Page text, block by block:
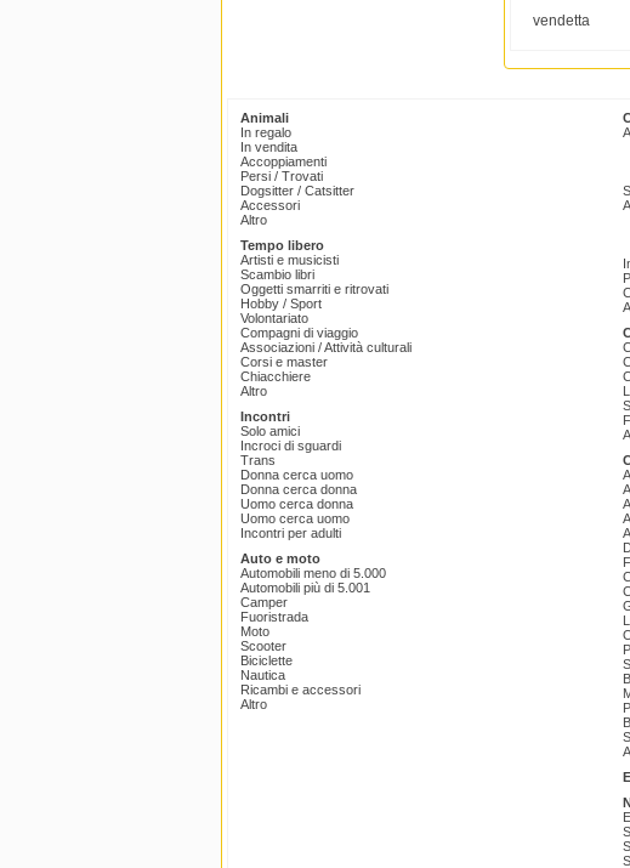
vendetta
Animali
In regalo
In vendita
Accoppiamenti
Persi / Trovati
Dogsitter / Catsitter
Accessori
Altro
Tempo libero
Artisti e musicisti
Scambio libri
Oggetti smarriti e ritrovati
Hobby / Sport
Volontariato
Compagni di viaggio
Associazioni / Attività culturali
Corsi e master
Chiacchiere
Altro
Incontri
Solo amici
Incroci di sguardi
Trans
Donna cerca uomo
Donna cerca donna
Uomo cerca donna
Uomo cerca uomo
Incontri per adulti
Auto e moto
Automobili meno di 5.000
Automobili più di 5.001
Camper
Fuoristrada
Moto
Scooter
Biciclette
Nautica
Ricambi e accessori
Altro